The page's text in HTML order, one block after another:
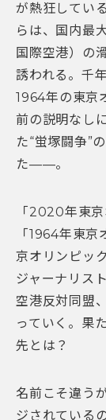
が熱狂してい
らは、国内最
国際空港）の
誘われる。千
1964年の東京
前の説明なし
た“蛍塚闘争”
た——。
「2020年東
「1964年東
京オリンピッ
ジャーナリス
空港反対同盟
っていく。果
先とは？
名前こそ違う
ジされている